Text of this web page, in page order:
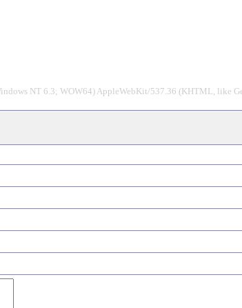
NT 6.3; WOW64) AppleWebKit/537.36 (KHTML, like